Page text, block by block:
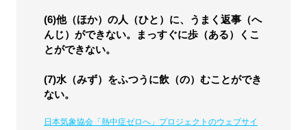
(6)他（ほか）の人（ひと）に、うまく返事（へ
んじ）ができない。まっすぐに歩（ある）くこ
とができない。
(7)水（みず）をふつうに飲（の）むことができ
ない。
日本気象協会「熱中症ゼロへ」プロジェクトのウェブサイ